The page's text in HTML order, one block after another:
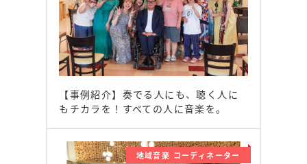
【事例紹介】奏でる人にも、聴く人に
もチカラを！すべての人に音楽を。
地域音楽 コーディネーター